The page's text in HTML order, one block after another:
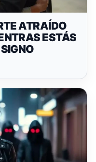
ATRAÍDO
ESTÁS